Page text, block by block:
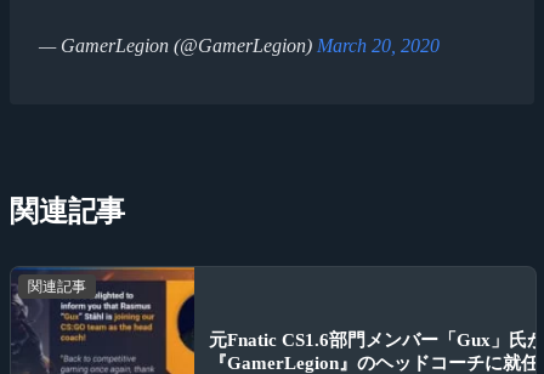
— GamerLegion (@GamerLegion) March 20, 2020
関連記事
関連記事
元Fnatic CS1.6部門メンバー「Gux」氏
『GamerLegion』のヘッドコーチに就任